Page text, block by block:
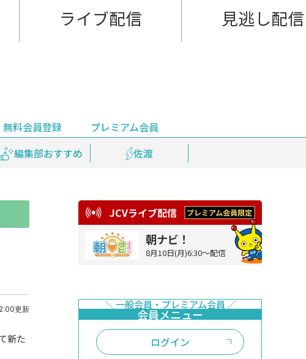
ライブ配信 見逃し配信
編集部おすすめ 佐渡
百景 鉄道情報
無料会員登録
プレミアム会員
アム会員登録
更新
新た
JCVライブ配信
朝ナビ！
8月10日(月)6:30～配信
ログイン